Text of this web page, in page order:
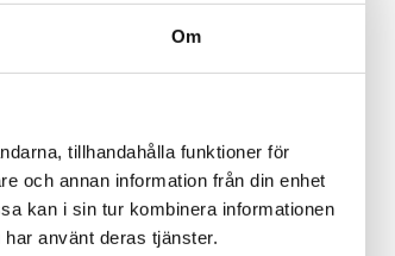
Om
tillhandahålla funktioner för
och annan information från din enhet
kan i sin tur kombinera informationen
använt deras tjänster.